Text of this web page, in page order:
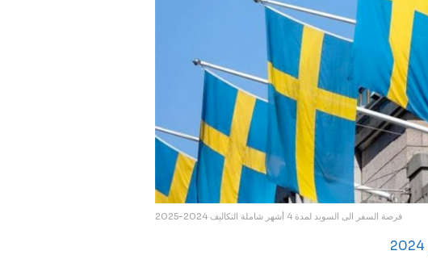
فرصة السفر الى السويد لمدة 4 أشهر شاملة التكاليف 2024-2025